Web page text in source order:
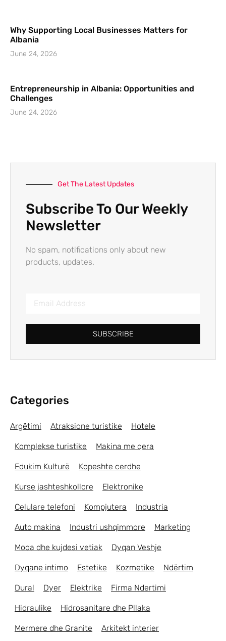
Why Supporting Local Businesses Matters for
Albania
June 24, 2026
Entrepreneurship in Albania: Opportunities and
Challenges
June 24, 2026
Get The Latest Updates
Subscribe To Our Weekly
Newsletter
No spam, notifications only about new
products, updates.
SUBSCRIBE
Categories
Argëtimi Atraksione turistike Hotele
Komplekse turistike Makina me qera
Edukim Kulturë Kopeshte cerdhe
Kurse jashteshkollore Elektronike
Celulare telefoni Kompjutera Industria
Auto makina Industri ushqimmore Marketing
Moda dhe kujdesi vetiak Dyqan Veshje
Dyqane intimo Estetike Kozmetike Ndërtim
Dural Dyer Elektrike Firma Ndertimi
Hidraulike Hidrosanitare dhe Pllaka
Mermere dhe Granite Arkitekt interier